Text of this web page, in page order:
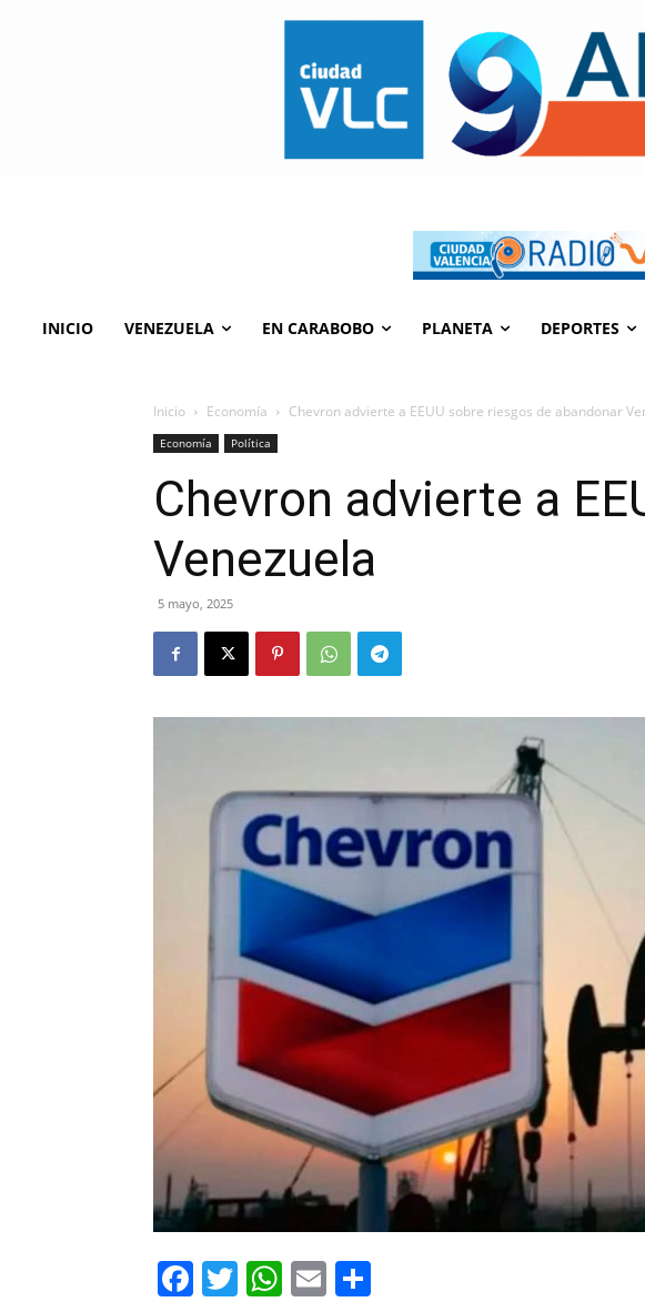
INICIO VENEZUELA EN CARABOBO PLANETA DEPORTES
Inicio Economía Chevron advierte a EEUU sobre riesgos de abandonar
Economía Política
Chevron advierte a
Venezuela
5 mayo, 2025
Facebook
Twitter
WhatsApp
Email